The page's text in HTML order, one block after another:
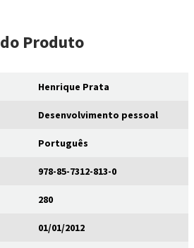
do Produto
Henrique Prata
Desenvolvimento pessoal
Português
978-85-7312-813-0
280
01/01/2012